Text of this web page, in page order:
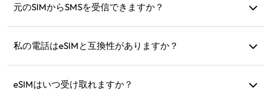
プリを使って通信できます。
元のSIMからSMSを受信できますか？
きるようにeSIMと元のSIMを同時に有効化できます。
私の電話はeSIMと互換性がありますか？
するには、互換性チェックページをご覧ください。
eSIMはいつ受け取れますか？